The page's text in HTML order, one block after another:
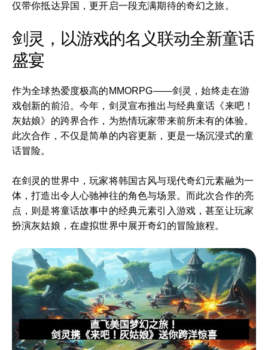
仅带你抵达异国，更开启一段充满期待的奇幻之旅。
剑灵，以游戏的名义联动全新童话
盛宴
作为全球热爱度极高的MMORPG——剑灵，始终走在游
戏创新的前沿。今年，剑灵宣布推出与经典童话《来吧！
灰姑娘》的跨界合作，为热情玩家带来前所未有的体验。
此次合作，不仅是简单的内容更新，更是一场沉浸式的童
话冒险。
在剑灵的世界中，玩家将韩国古风与现代奇幻元素融为一
体，打造出令人心驰神往的角色与场景。而此次合作的亮
点，则是将童话故事中的经典元素引入游戏，甚至让玩家
扮演灰姑娘，在虚拟世界中展开奇幻的冒险旅程。